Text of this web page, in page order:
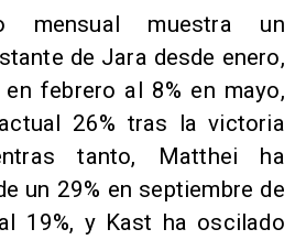
mensual muestra un
de Jara desde enero,
en febrero al 8% en mayo,
26% tras la victoria
tanto, Matthei ha
un 29% en septiembre de
19%, y Kast ha oscilado